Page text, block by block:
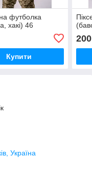
футболка
хакі) 46
Купити
200
Україна